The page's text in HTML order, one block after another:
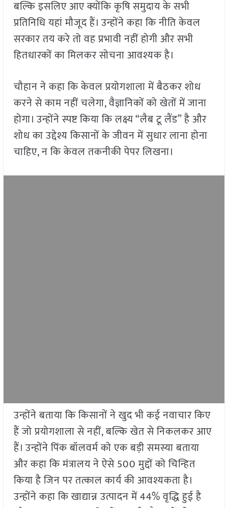
बल्कि इसलिए आए क्योंकि कृषि समुदाय के सभी
प्रतिनिधि यहां मौजूद हैं। उन्होंने कहा कि नीति केवल
सरकार तय करे तो वह प्रभावी नहीं होगी और सभी
हितधारकों का मिलकर सोचना आवश्यक है।
चौहान ने कहा कि केवल प्रयोगशाला में बैठकर शोध
करने से काम नहीं चलेगा, वैज्ञानिकों को खेतों में जाना
होगा। उन्होंने स्पष्ट किया कि लक्ष्य “लैब टू लैंड” है और
शोध का उद्देश्य किसानों के जीवन में सुधार लाना होना
चाहिए, न कि केवल तकनीकी पेपर लिखना।
उन्होंने बताया कि किसानों ने खुद भी कई नवाचार किए
हैं जो प्रयोगशाला से नहीं, बल्कि खेत से निकलकर आए
हैं। उन्होंने पिंक बॉलवर्म को एक बड़ी समस्या बताया
और कहा कि मंत्रालय ने ऐसे 500 मुद्दों को चिन्हित
किया है जिन पर तत्काल कार्य की आवश्यकता है।
उन्होंने कहा कि खाद्यान्न उत्पादन में 44% वृद्धि हुई है